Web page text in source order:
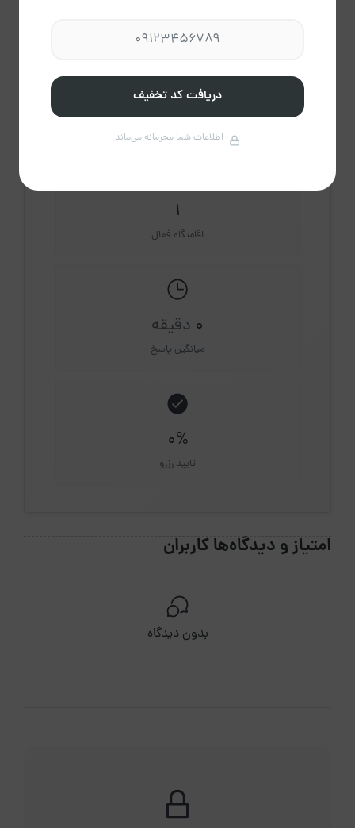
مشاهده حساب کاربری میزبان
درباره میزبان
1
اقامتگاه فعال
0 دقیقه
میانگین پاسخ
0%
تایید رزرو
امتیاز و دیدگاه‌ها کاربران
بدون دیدگاه
دریافت کد تخفیف
اطلاعات شما محرمانه می‌ماند